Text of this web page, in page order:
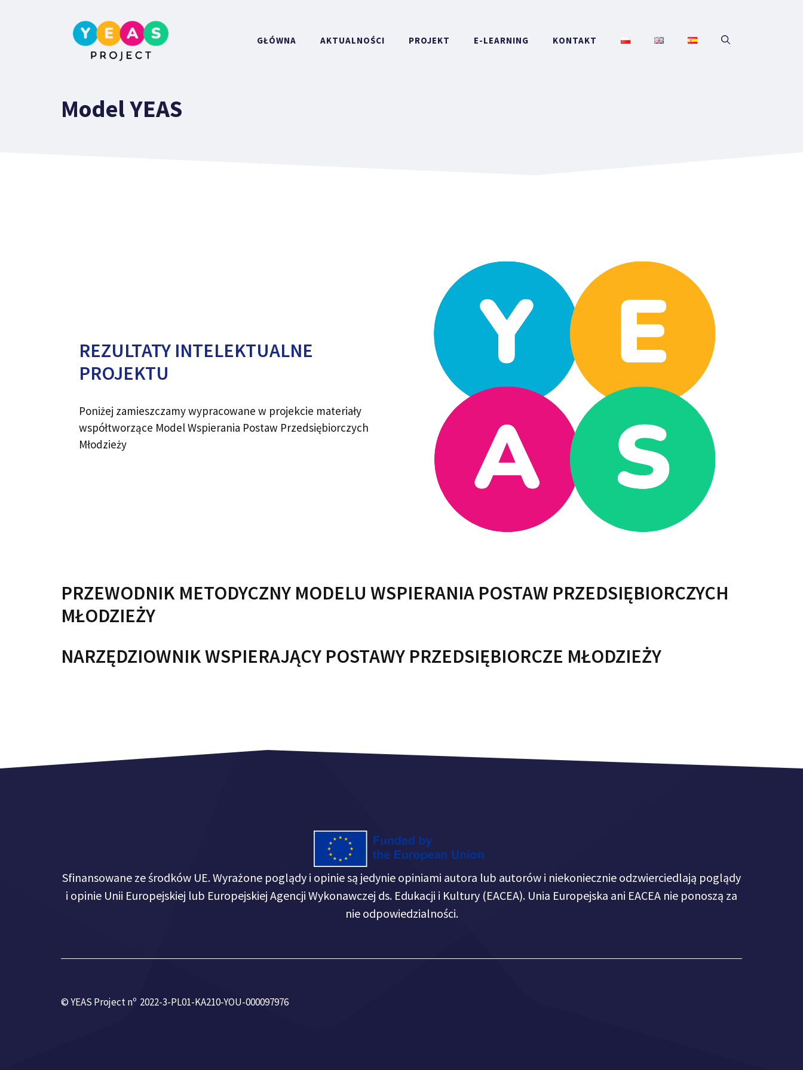
GŁÓWNA AKTUALNOŚCI PROJEKT E-LEARNING KONTAKT
Model YEAS
REZULTATY INTELEKTUALNE
PROJEKTU
Poniżej zamieszczamy wypracowane w projekcie materiały
współtworzące Model Wspierania Postaw Przedsiębiorczych
Młodzieży
PRZEWODNIK METODYCZNY MODELU WSPIERANIA POSTAW PRZEDSIĘBIORCZYCH
MŁODZIEŻY
NARZĘDZIOWNIK WSPIERAJĄCY POSTAWY PRZEDSIĘBIORCZE MŁODZIEŻY
Sfinansowane ze środków UE. Wyrażone poglądy i opinie są jedynie opiniami autora lub autorów i niekoniecznie odzwierciedlają poglądy
i opinie Unii Europejskiej lub Europejskiej Agencji Wykonawczej ds. Edukacji i Kultury (EACEA). Unia Europejska ani EACEA nie ponoszą za
nie odpowiedzialności.
© YEAS Project nº 2022-3-PL01-KA210-YOU-000097976